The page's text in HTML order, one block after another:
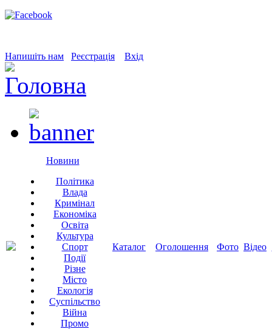
Напишіть нам Реєстрація Вхід
Новини
Політика
Влада
Кримінал
Економіка
Освіта
Культура
Спорт
Події
Різне
Місто
Екологія
Суспільство
Війна
Промо
Каталог Оголошення Фото Відео